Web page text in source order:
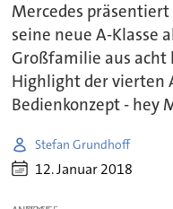
Mercedes
seine neue A-Klasse
Großfamilie aus acht
Highlight der vierten
Bedienkonzept - hey
Stefan Grundhoff
12. Januar 2018